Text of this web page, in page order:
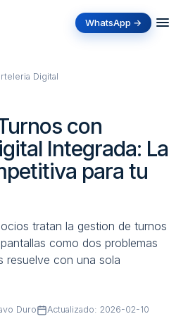
WhatsApp →
Digital
con
Integrada: La
para tu
tratan la gestion de turnos
como dos problemas
resuelve con una sola
Duro Actualizado: 2026-02-10